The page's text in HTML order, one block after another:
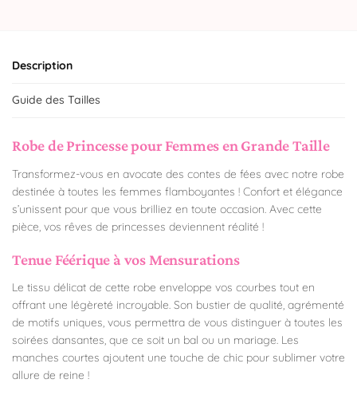
Description
Guide des Tailles
Robe de Princesse pour Femmes en Grande Taille
Transformez-vous en avocate des contes de fées avec notre robe
destinée à toutes les femmes flamboyantes ! Confort et élégance
s’unissent pour que vous brilliez en toute occasion. Avec cette
pièce, vos rêves de princesses deviennent réalité !
Tenue Féérique à vos Mensurations
Le tissu délicat de cette robe enveloppe vos courbes tout en
offrant une légèreté incroyable. Son bustier de qualité, agrémenté
de motifs uniques, vous permettra de vous distinguer à toutes les
soirées dansantes, que ce soit un bal ou un mariage. Les
manches courtes ajoutent une touche de chic pour sublimer votre
allure de reine !